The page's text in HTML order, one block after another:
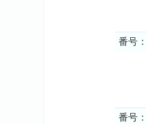
番号：
番号：